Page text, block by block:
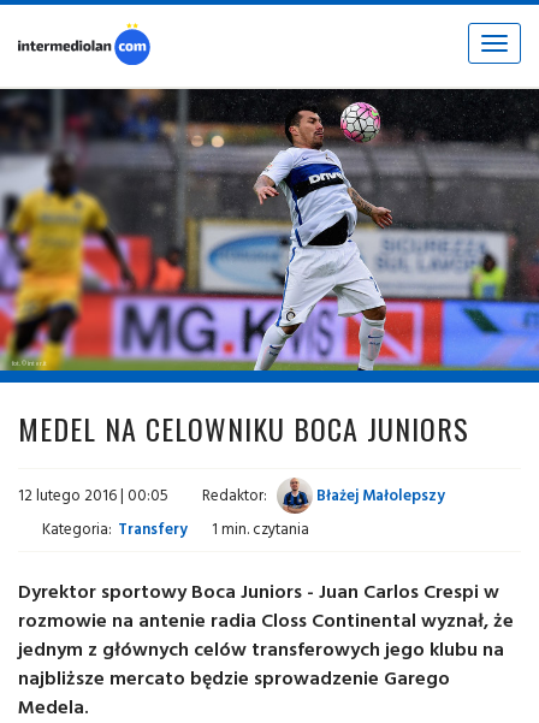
Toggle
fot. © inter.it
MEDEL NA CELOWNIKU BOCA JUNIORS
12 lutego 2016 | 00:05 Redaktor:
Błażej Małolepszy
Kategoria: Transfery 1 min. czytania
Dyrektor sportowy Boca Juniors - Juan Carlos Crespi w
rozmowie na antenie radia Closs Continental wyznał, że
jednym z głównych celów transferowych jego klubu na
najbliższe mercato będzie sprowadzenie Garego
Medela.